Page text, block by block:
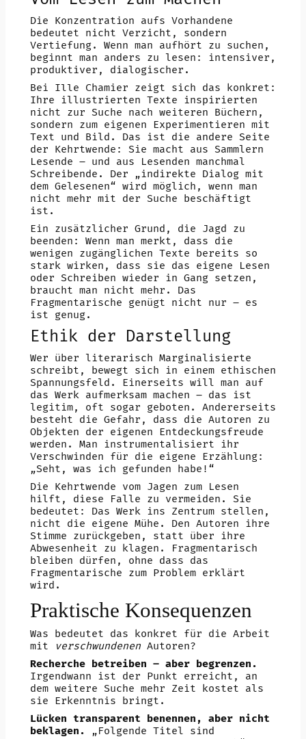
Die Konzentration aufs Vorhandene
bedeutet nicht Verzicht, sondern
Vertiefung. Wenn man aufhört zu suchen,
beginnt man anders zu lesen: intensiver,
produktiver, dialogischer.
Bei Ille Chamier zeigt sich das konkret:
Ihre illustrierten Texte inspirierten
nicht zur Suche nach weiteren Büchern,
sondern zum eigenen Experimentieren mit
Text und Bild. Das ist die andere Seite
der Kehrtwende: Sie macht aus Sammlern
Lesende – und aus Lesenden manchmal
Schreibende. Der „indirekte Dialog mit
dem Gelesenen“ wird möglich, wenn man
nicht mehr mit der Suche beschäftigt
ist.
Ein zusätzlicher Grund, die Jagd zu
beenden: Wenn man merkt, dass die
wenigen zugänglichen Texte bereits so
stark wirken, dass sie das eigene Lesen
oder Schreiben wieder in Gang setzen,
braucht man nicht mehr. Das
Fragmentarische genügt nicht nur – es
ist genug.
Ethik der Darstellung
Wer über literarisch Marginalisierte
schreibt, bewegt sich in einem ethischen
Spannungsfeld. Einerseits will man auf
das Werk aufmerksam machen – das ist
legitim, oft sogar geboten. Andererseits
besteht die Gefahr, dass die Autoren zu
Objekten der eigenen Entdeckungsfreude
werden. Man instrumentalisiert ihr
Verschwinden für die eigene Erzählung:
„Seht, was ich gefunden habe!“
Die Kehrtwende vom Jagen zum Lesen
hilft, diese Falle zu vermeiden. Sie
bedeutet: Das Werk ins Zentrum stellen,
nicht die eigene Mühe. Den Autoren ihre
Stimme zurückgeben, statt über ihre
Abwesenheit zu klagen. Fragmentarisch
bleiben dürfen, ohne dass das
Fragmentarische zum Problem erklärt
wird.
Praktische Konsequenzen
Was bedeutet das konkret für die Arbeit
mit
verschwundenen Autoren?
Recherche betreiben – aber begrenzen.
Irgendwann ist der Punkt erreicht, an
dem weitere Suche mehr Zeit kostet als
sie Erkenntnis bringt.
Lücken transparent benennen, aber nicht
beklagen. „Folgende Titel sind